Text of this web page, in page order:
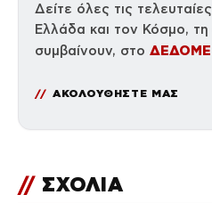
Δείτε όλες τις τελευταίες
Ελλάδα και τον Κόσμο, τη
συμβαίνουν, στο
ΑΚΟΛΟΥΘΗΣΤΕ ΜΑΣ
// ΣΧΟΛΙΑ